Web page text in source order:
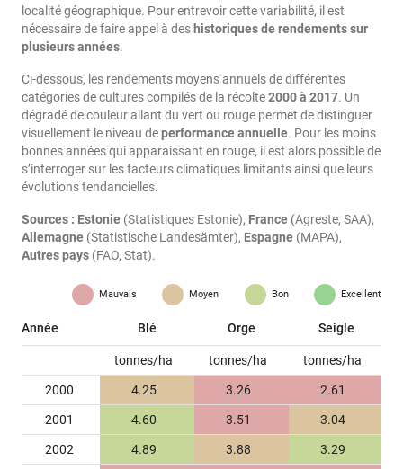
localité géographique. Pour entrevoir cette variabilité, il est
nécessaire de faire appel à des historiques de rendements sur
plusieurs années.
Ci-dessous, les rendements moyens annuels de différentes
catégories de cultures compilés de la récolte2000 à 2017. Un
dégradé de couleur allant du vert ou rouge permet de distinguer
visuellement le niveau deperformance annuelle. Pour les moins
bonnes années qui apparaissant en rouge, il est alors possible de
s’interroger sur les facteurs climatiques limitants ainsi que leurs
évolutions tendancielles.
Sources : Estonie (Statistiques Estonie), France (Agreste, SAA),
Allemagne (Statistische Landesämter), Espagne (MAPA),
Autres pays (FAO, Stat).
Mauvais Moyen Bon Excellent
Année Blé Orge Seigle
tonnes/ha tonnes/ha tonnes/ha
2000 4.25 3.26 2.61
2001 4.60 3.51 3.04
2002 4.89 3.88 3.29